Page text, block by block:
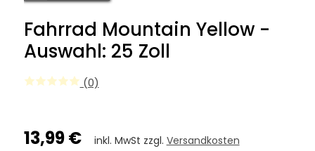
Fahrrad Mountain Yellow -
Auswahl: 25 Zoll
(0)
13,99 € inkl. MwSt zzgl. Versandkosten